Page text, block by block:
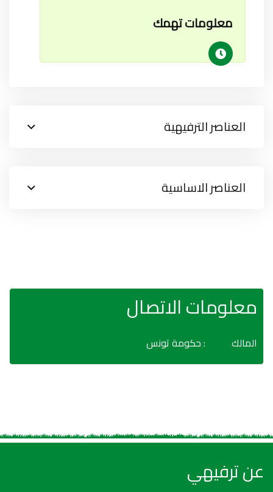
معلومات تهمك
العناصر الترفيهية
العناصر الاساسية
معلومات الاتصال
المالك : حكومة تونس
عن ترفيهي